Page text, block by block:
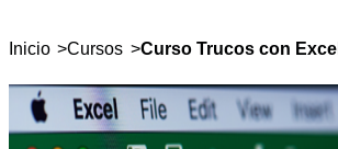
Inicio >Cursos >Curso Trucos con Excel